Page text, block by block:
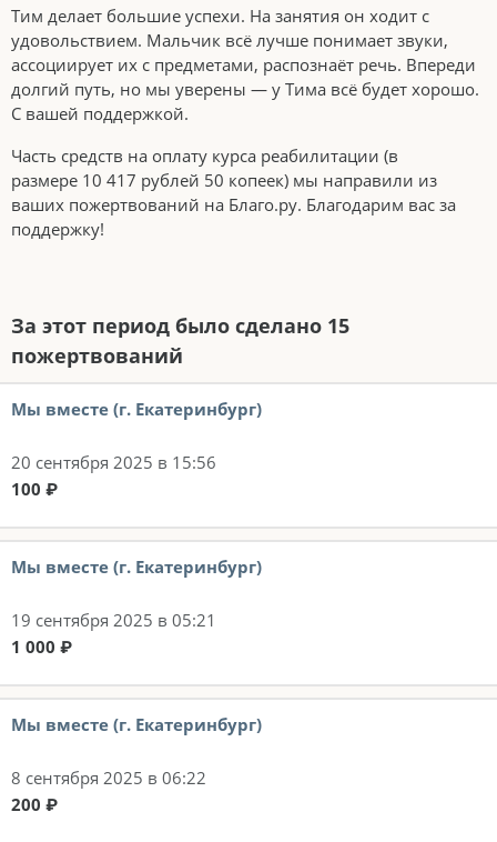
Тим делает большие успехи. На занятия он ходит с
удовольствием. Мальчик всё лучше понимает звуки,
ассоциирует их с предметами, распознаёт речь. Впереди
долгий путь, но мы уверены — у Тима всё будет хорошо.
С вашей поддержкой.
Часть средств на оплату курса реабилитации (в
размере 10 417 рублей 50 копеек) мы направили из
ваших пожертвований на Благо.ру. Благодарим вас за
поддержку!
За этот период было сделано 15
пожертвований
Мы вместе (г. Екатеринбург)
20 сентября 2025 в 15:56
100 ₽
Мы вместе (г. Екатеринбург)
19 сентября 2025 в 05:21
1 000 ₽
Мы вместе (г. Екатеринбург)
8 сентября 2025 в 06:22
200 ₽